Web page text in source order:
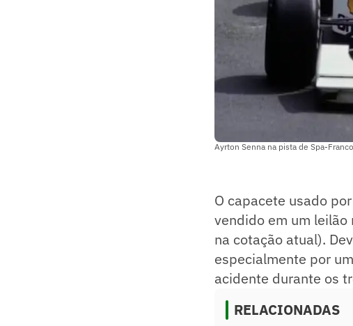
Ayrton Senna na pista de Spa-
O capacete usado por
vendido em um
na cotação atual).
especialmente por
acidente durante os
RELACIONADAS